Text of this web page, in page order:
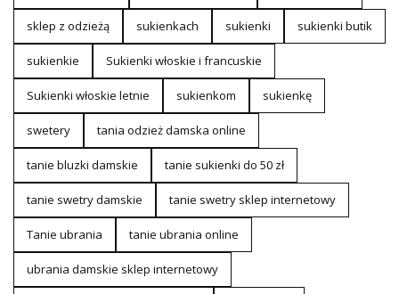
sklep z odzieżą sukienkach sukienki sukienki butik
sukienkie Sukienki włoskie i francuskie
Sukienki włoskie letnie sukienkom sukienkę
swetery tania odzież damska online
tanie bluzki damskie tanie sukienki do 50 zł
tanie swetry damskie tanie swetry sklep internetowy
Tanie ubrania tanie ubrania online
ubrania damskie sklep internetowy